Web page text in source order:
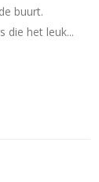
buurt.
die het leuk...